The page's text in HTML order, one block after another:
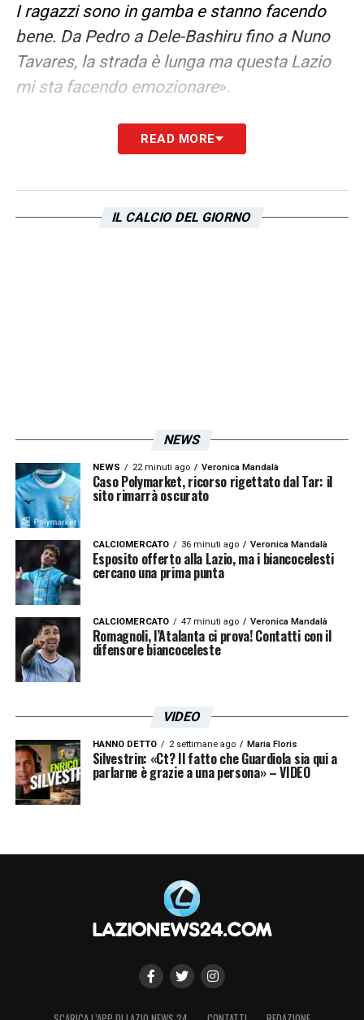
I ragazzi sono in gamba e stanno facendo
bene. Da Pedro a Dele-Bashiru fino a Nuno
Tavares, la strada è lunga ma questa Lazio
mi sta facendo emozionare».
«Ogni tanto ci sentiamo, mi ha
aiutato tanto nel mio percorso. Sono
READ MORE
IL CALCIO DEL GIORNO
NEWS
NEWS 22 minuti ago Veronica Mandalà
Caso Polymarket, ricorso rigettato dal Tar: il
sito rimarrà oscurato
CALCIOMERCATO 36 minuti ago Veronica Mandalà
Esposito offerto alla Lazio, ma i biancocelesti
cercano una prima punta
CALCIOMERCATO 47 minuti ago Veronica Mandalà
Romagnoli, l’Atalanta ci prova! Contatti con il
difensore biancoceleste
VIDEO
HANNO DETTO 2 settimane ago Maria Floris
Silvestrin: «Ct? Il fatto che Guardiola sia qui a
parlarne è grazie a una persona» – VIDEO